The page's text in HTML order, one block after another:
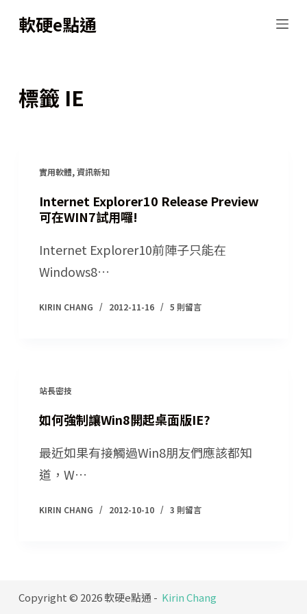
跳
內
軟硬e點通
標籤IE
實用軟體,資訊新知
Internet Explorer10 Release Preview
可在WIN7試用囉!
Internet Explorer10前陣子只能在
Windows8…
KIRIN CHANG 2012-11-16 5 則留言
站長密技
如何強制讓Win8開起桌面版IE?
最近如果有接觸過Win8朋友們應該都知
道，W…
KIRIN CHANG 2012-10-10 3 則留言
Copyright © 2026 軟硬e點通 - Kirin Chang